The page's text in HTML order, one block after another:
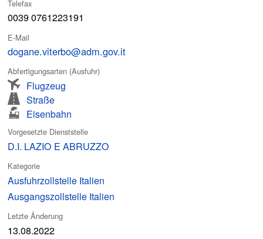
Telefax
0039 0761223191
E-Mail
dogane.viterbo@adm.gov.it
Abfertigungsarten (Ausfuhr)
Flugzeug
Straße
Eisenbahn
Vorgesetzte Dienststelle
D.I. LAZIO E ABRUZZO
Kategorie
Ausfuhrzollstelle Italien
Ausgangszollstelle Italien
Letzte Änderung
13.08.2022